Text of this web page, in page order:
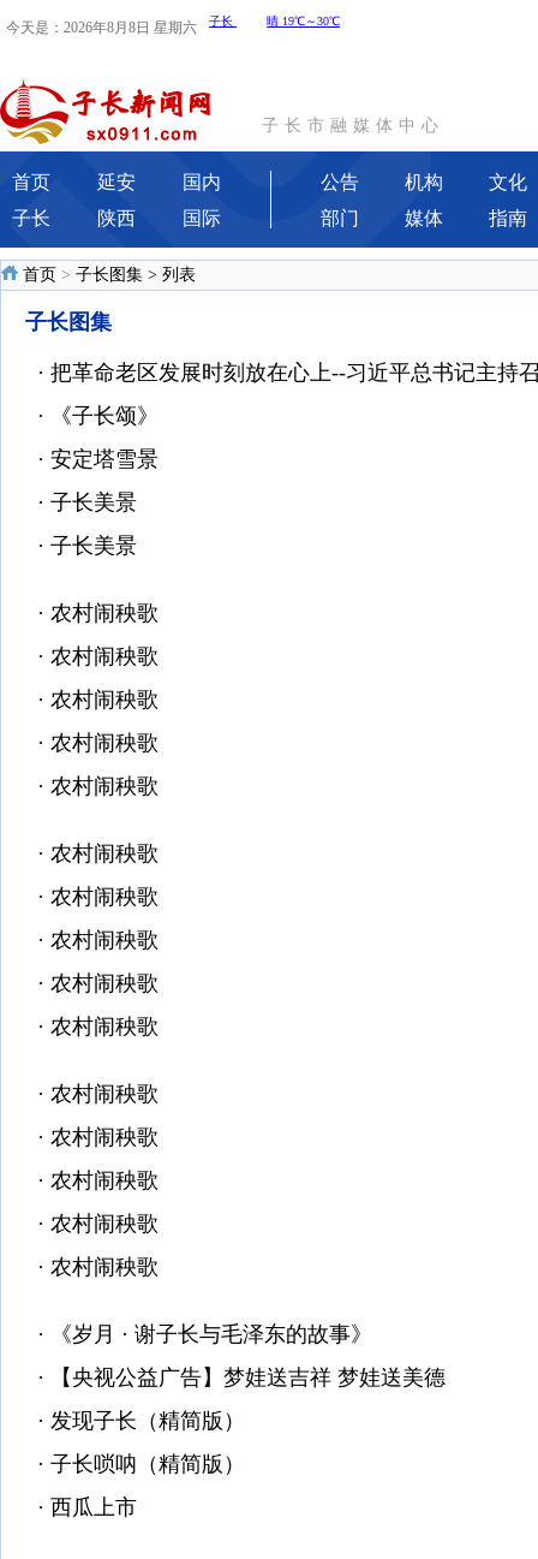
今天是：2026年8月8日 星期六
子长市融媒体中心
首页 延安
国内
子长
陕西 国际
公告 机构
文化
部门
媒体 指南
首页 > 子长图集 > 列表
子长图集
· 把革命老区发展时刻放在心上--习近平总书记主持
·
《子长颂》
· 安定塔雪景
· 子长美景
· 子长美景
· 农村闹秧歌
· 农村闹秧歌
· 农村闹秧歌
· 农村闹秧歌
· 农村闹秧歌
· 农村闹秧歌
· 农村闹秧歌
· 农村闹秧歌
· 农村闹秧歌
· 农村闹秧歌
· 农村闹秧歌
· 农村闹秧歌
· 农村闹秧歌
· 农村闹秧歌
· 农村闹秧歌
·
《岁月 · 谢子长与毛泽东的故事》
·
【央视公益广告】梦娃送吉祥 梦娃送美德
· 发现子长（精简版）
· 子长唢呐（精简版）
· 西瓜上市